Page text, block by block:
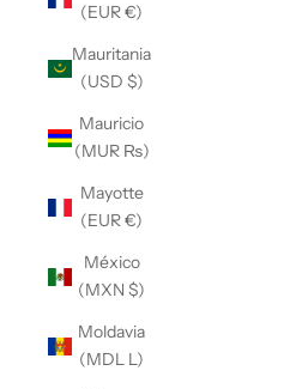
(EUR €)
Mauritania
(USD $)
Mauricio
(MUR ₨)
Mayotte
(EUR €)
México
(MXN $)
Moldavia
(MDL L)